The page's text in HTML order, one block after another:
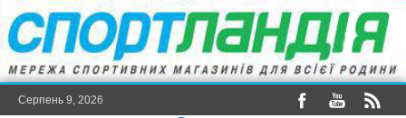
Серпень 9, 2026